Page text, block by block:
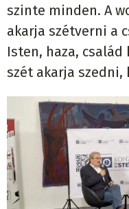
szinte minden. A
akarja szétverni a
Isten, haza,
szét akarja szedni,